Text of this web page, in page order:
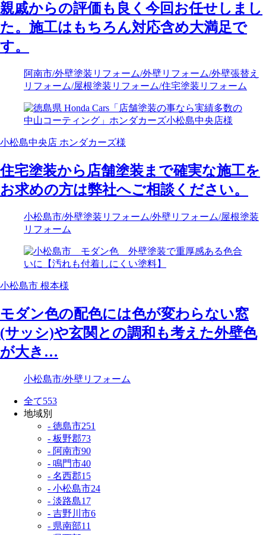
親戚からの評価も良く今回お任せしまし
た。施工はもちろん対応含め大満足で
す。
阿南市/外壁塗装リフォーム/外壁リフォーム/外壁張替え
リフォーム/屋根塗装リフォーム/住宅塗装リフォーム
小松島中央店 ホンダカーズ様
住宅塗装から店舗塗装まで確実な施工を
お求めの方は弊社へご相談ください。
小松島市/外壁塗装リフォーム/外壁リフォーム/屋根塗装
リフォーム
小松島市 根本様
モダン色の配色には色が変わらない窓
(サッシ)や玄関との調和も考えた外壁色
が大き…
小松島市/外壁リフォーム
全て553
地域別
- 徳島市251
- 板野郡73
- 阿南市90
- 鳴門市40
- 名西郡15
- 小松島市24
- 淡路島17
- 吉野川市6
- 県南部11